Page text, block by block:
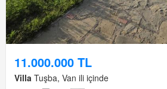
11.000.000 TL
Villa Tuşba, Van ili içinde